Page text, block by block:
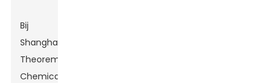
Bij
Shanghai
Theorem
Chemical